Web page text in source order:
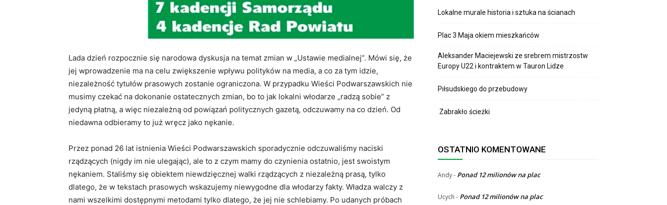
Lada dzień rozpocznie się narodowa dyskusja na temat zmian w „Ustawie medialnej”. Mówi się, że
jej wprowadzenie ma na celu zwiększenie wpływu polityków na media, a co za tym idzie,
niezależność tytułów prasowych zostanie ograniczona. W przypadku Wieści Podwarszawskich nie
musimy czekać na dokonanie ostatecznych zmian, bo to jak lokalni włodarze „radzą sobie” z
jedyną płatną, a więc niezależną od powiązań politycznych gazetą, odczuwamy na co dzień. Od
niedawna odbieramy to już wręcz jako nękanie.
Przez ponad 26 lat istnienia Wieści Podwarszawskich sporadycznie odczuwaliśmy naciski
rządzących (nigdy im nie ulegając), ale to z czym mamy do czynienia ostatnio, jest swoistym
nękaniem. Staliśmy się obiektem niewdzięcznej walki rządzących z niezależną prasą, tylko
dlatego, że w tekstach prasowych wskazujemy niewygodne dla włodarzy fakty. Władza walczy z
nami wszelkimi dostępnymi metodami tylko dlatego, że jej nie schlebiamy. Po udanych próbach
Lokalne murale historia i sztuka na ścianach
Plac 3 Maja okiem mieszkańców
Aleksander Maciejewski ze srebrem mistrzostw
Europy U22 i kontraktem w Tauron Lidze
Piłsudskiego do przebudowy
Zabrakło ścieżki
OSTATNIO KOMENTOWANE
Andy- Ponad 12 milionów na plac
Ucych - Ponad 12 milionów na plac